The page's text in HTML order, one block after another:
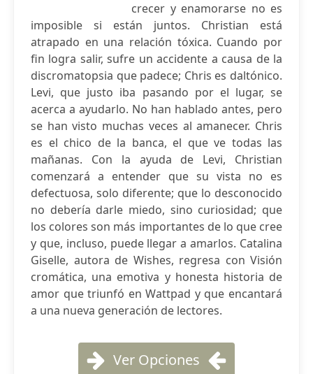
crecer y enamorarse no es
imposible si están juntos. Christian está
atrapado en una relación tóxica. Cuando por
fin logra salir, sufre un accidente a causa de la
discromatopsia que padece; Chris es daltónico.
Levi, que justo iba pasando por el lugar, se
acerca a ayudarlo. No han hablado antes, pero
se han visto muchas veces al amanecer. Chris
es el chico de la banca, el que ve todas las
mañanas. Con la ayuda de Levi, Christian
comenzará a entender que su vista no es
defectuosa, solo diferente; que lo desconocido
no debería darle miedo, sino curiosidad; que
los colores son más importantes de lo que cree
y que, incluso, puede llegar a amarlos. Catalina
Giselle, autora de Wishes, regresa con Visión
cromática, una emotiva y honesta historia de
amor que triunfó en Wattpad y que encantará
a una nueva generación de lectores.
Ver Opciones